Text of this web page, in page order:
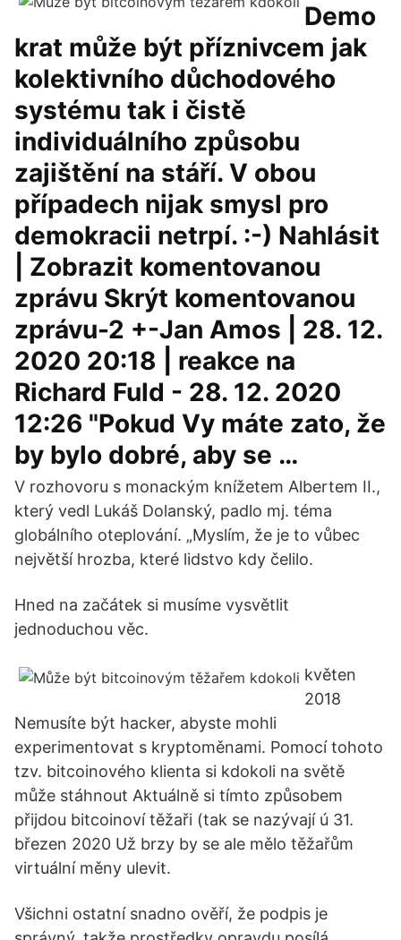
Demo
krat může být příznivcem jak
kolektivního důchodového
systému tak i čistě
individuálního způsobu
zajištění na stáří. V obou
případech nijak smysl pro
demokracii netrpí. :-) Nahlásit
| Zobrazit komentovanou
zprávu Skrýt komentovanou
zprávu-2 +-Jan Amos | 28. 12.
2020 20:18 | reakce na
Richard Fuld - 28. 12. 2020
12:26 "Pokud Vy máte zato, že
by bylo dobré, aby se …
V rozhovoru s monackým knížetem Albertem II.,
který vedl Lukáš Dolanský, padlo mj. téma
globálního oteplování. „Myslím, že je to vůbec
největší hrozba, které lidstvo kdy čelilo.
Hned na začátek si musíme vysvětlit
jednoduchou věc.
květen
2018
Nemusíte být hacker, abyste mohli
experimentovat s kryptoměnami. Pomocí tohoto
tzv. bitcoinového klienta si kdokoli na světě
může stáhnout Aktuálně si tímto způsobem
přijdou bitcoinoví těžaři (tak se nazývají ú 31.
březen 2020 Už brzy by se ale mělo těžařům
virtuální měny ulevit.
Všichni ostatní snadno ověří, že podpis je